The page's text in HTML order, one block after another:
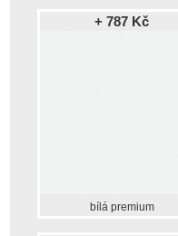
+ 787 Kč
bílá premium